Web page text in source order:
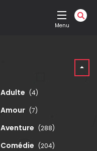
Menu
Adulte (4)
Amour (7)
Aventure (288)
Comédie (204)